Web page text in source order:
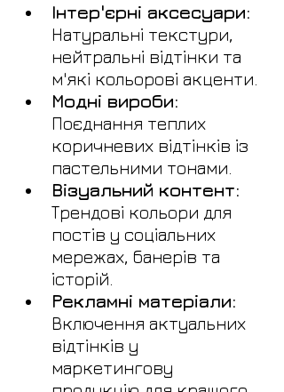
Інтер'єрні аксесуари:
Натуральні текстури,
нейтральні відтінки та
м'які кольорові акценти.
Модні вироби:
Поєднання теплих
коричневих відтінків із
пастельними тонами.
Візуальний контент:
Трендові кольори для
постів у соціальних
мережах, банерів та
історій.
Рекламні матеріали:
Включення актуальних
відтінків у
маркетингову